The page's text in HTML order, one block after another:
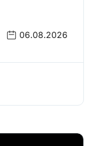
06.08.2026